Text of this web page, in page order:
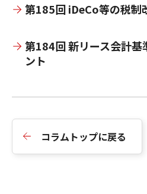
第185回 iDeCo等の税制
第184回 新リース会計基
ント
コラムトップに戻る